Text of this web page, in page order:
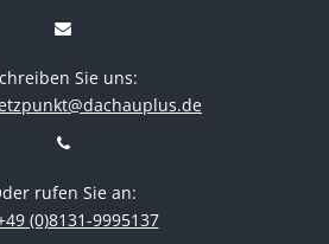
Sie uns:
rufen Sie an:
(0)8131-9995137